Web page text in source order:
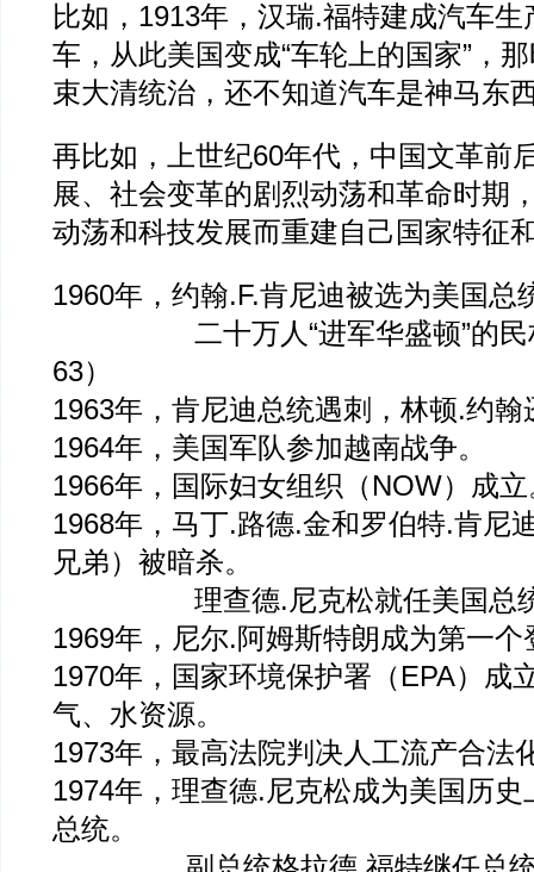
比如，1913年，汉瑞.福特建成汽车
车，从此美国变成“车轮上的国家”，
束大清统治，还不知道汽车是神马东
再比如，上世纪60年代，中国文革前
展、社会变革的剧烈动荡和革命时期
动荡和科技发展而重建自己国家特征
1960年，约翰.F.肯尼迪被选为美国总
二十万人“进军华盛顿”的民
63）
1963年，肯尼迪总统遇刺，林顿.约翰
1964年，美国军队参加越南战争。
1966年，国际妇女组织（NOW）成立
1968年，马丁.路德.金和罗伯特.肯尼
兄弟）被暗杀。
理查德.尼克松就任美国总
1969年，尼尔.阿姆斯特朗成为第一个
1970年，国家环境保护署（EPA）成
气、水资源。
1973年，最高法院判决人工流产合法
1974年，理查德.尼克松成为美国历
总统。